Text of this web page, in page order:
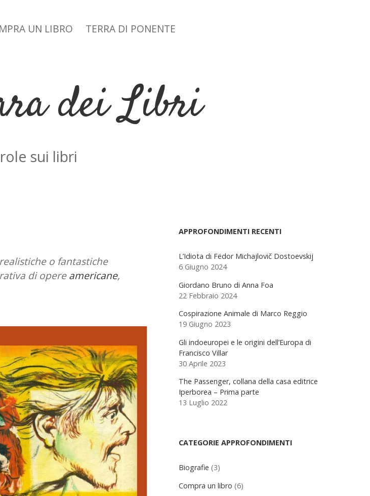
UN LIBRO TERRA DI PONENTE
dei Libri
sui libri
o fantastiche
di opereamericane,
Sidebar
APPROFONDIMENTI RECENTI
L’Idiota di Fëdor Michajlovič Dostoevskij
6 Giugno 2024
Giordano Bruno di Anna Foa
22 Febbraio 2024
Cospirazione Animale di Marco Reggio
19 Giugno 2023
Gli indoeuropei e le origini dell’Europa di
Francisco Villar
30 Aprile 2023
The Passenger, collana della casa editrice
Iperborea – Prima parte
13 Luglio 2022
CATEGORIE APPROFONDIMENTI
Biografie (3)
Compra un libro (6)